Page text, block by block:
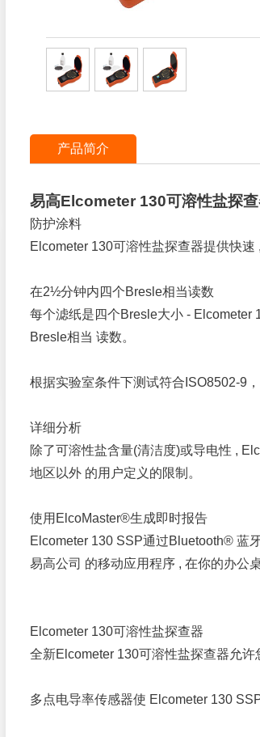
产品简介
易高Elcometer 130可溶性盐探
防护涂料
Elcometer 130可溶性盐探查器提供快
在2½分钟内四个Bresle相当读数
每个滤纸是四个Bresle大小 - Elcometer
Bresle相当 读数。
根据实验室条件下测试符合ISO8502-9
详细分析
除了可溶性盐含量(清洁度)或导电性 ,
地区以外 的用户定义的限制。
使用ElcoMaster®生成即时报告
Elcometer 130 SSP通过Bluetooth® 蓝
易高公司 的移动应用程序 , 在你的办公
Elcometer 130可溶性盐探查器
全新Elcometer 130可溶性盐探查器允许
多点电导率传感器使 Elcometer 130